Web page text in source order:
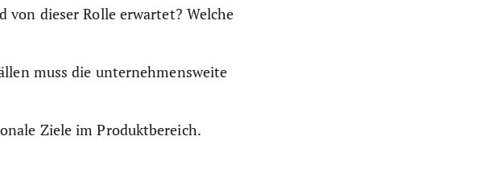
von dieser Rolle erwartet? Welche
muss die unternehmensweite
Ziele im Produktbereich.